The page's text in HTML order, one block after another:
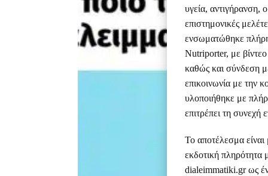
υγεία, αντιγήρανση,
επιστημονικές
ενσωματώθηκε
Nutriporter, με
καθώς και σύνδεση
επικοινωνία με την
υλοποιήθηκε με
επιτρέπει τη συνεχή
Το αποτέλεσμα
εκδοτική πληρότητα
dialeimmatiki.gr ως